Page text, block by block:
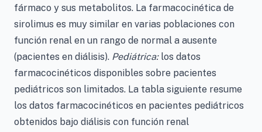
fármaco y sus metabolitos. La farmacocinética de
sirolimus es muy similar en varias poblaciones con
función renal en un rango de normal a ausente
(pacientes en diálisis). Pediátrica:los datos
farmacocinéticos disponibles sobre pacientes
pediátricos son limitados. La tabla siguiente resume
los datos farmacocinéticos en pacientes pediátricos
obtenidos bajo diálisis con función renal